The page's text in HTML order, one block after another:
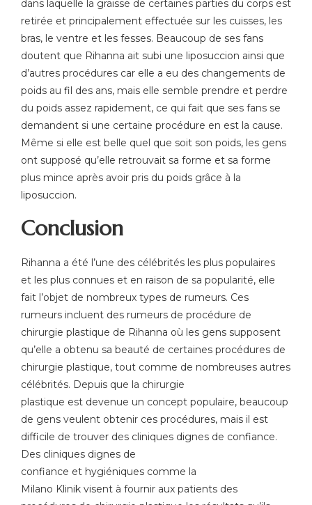
dans laquelle la graisse de certaines parties du corps est
retirée et principalement effectuée sur les cuisses, les
bras, le ventre et les fesses. Beaucoup de ses fans
doutent que Rihanna ait subi une liposuccion ainsi que
d’autres procédures car elle a eu des changements de
poids au fil des ans, mais elle semble prendre et perdre
du poids assez rapidement, ce qui fait que ses fans se
demandent si une certaine procédure en est la cause.
Même si elle est belle quel que soit son poids, les gens
ont supposé qu’elle retrouvait sa forme et sa forme
plus mince après avoir pris du poids grâce à la
liposuccion.
Conclusion
Rihanna a été l’une des célébrités les plus populaires
et les plus connues et en raison de sa popularité, elle
fait l’objet de nombreux types de rumeurs. Ces
rumeurs incluent des rumeurs de procédure de
chirurgie plastique de Rihanna où les gens supposent
qu’elle a obtenu sa beauté de certaines procédures de
chirurgie plastique, tout comme de nombreuses autres
célébrités. Depuis que la chirurgie
plastique est devenue un concept populaire, beaucoup
de gens veulent obtenir ces procédures, mais il est
difficile de trouver des cliniques dignes de confiance.
Des cliniques dignes de
confiance et hygiéniques comme la
Milano Klinik visent à fournir aux patients des